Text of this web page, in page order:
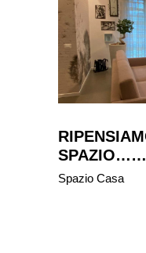
SPAZIO……
Spazio Casa